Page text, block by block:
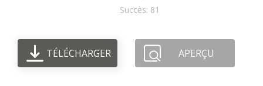
Succès: 81
TÉLÉCHARGER APERÇU